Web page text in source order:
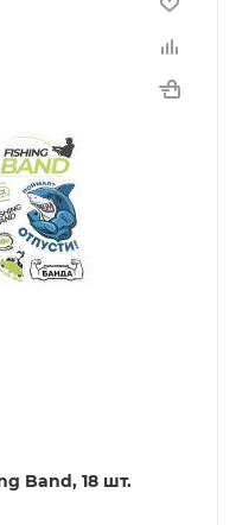
мм.
см.
Band, 18 шт.